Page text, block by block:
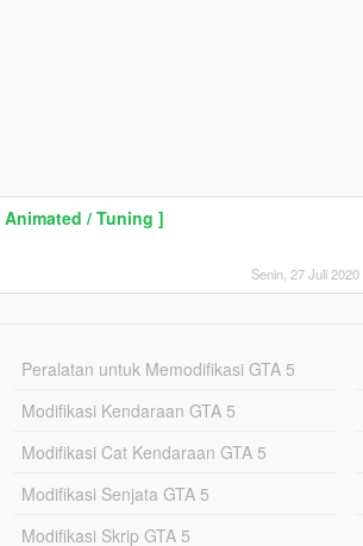
Animated / Tuning ]
Senin, 27 Juli 2020
Peralatan untuk Memodifikasi GTA 5
Modifikasi Kendaraan GTA 5
Modifikasi Cat Kendaraan GTA 5
Modifikasi Senjata GTA 5
Modifikasi Skrip GTA 5